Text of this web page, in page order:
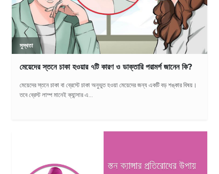
সুস্থতা
মেয়েদের স্তনে চাকা হওয়ার ৭টি কারণ ও ডাক্তারি পরামর্শ জানেন কি?
মেয়েদের স্তনে চাকা বা ব্রেস্টে চাকা অনুভুত হওয়া মেয়েদের জন্য একটি বড় শঙ্কার বিষয়।
তবে ব্রেস্ট লাম্প মানেই ক্যান্সার এ...